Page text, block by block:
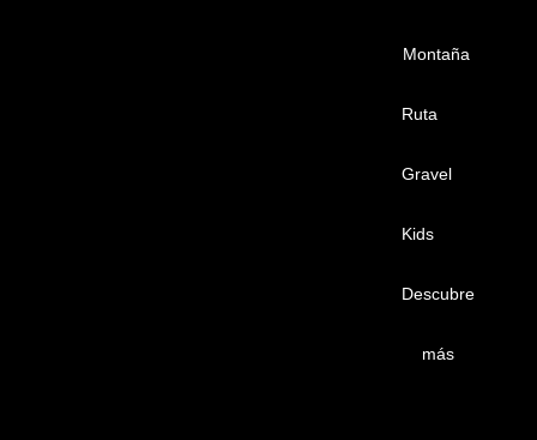
Montaña
Ruta
Gravel
Kids
Descubre
más